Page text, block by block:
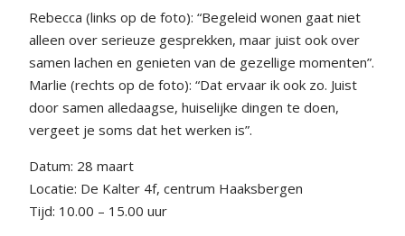
Rebecca (links op de foto): “Begeleid wonen gaat niet
alleen over serieuze gesprekken, maar juist ook over
samen lachen en genieten van de gezellige momenten”.
Marlie (rechts op de foto): “Dat ervaar ik ook zo. Juist
door samen alledaagse, huiselijke dingen te doen,
vergeet je soms dat het werken is”.
Datum: 28 maart
Locatie: De Kalter 4f, centrum Haaksbergen
Tijd: 10.00 – 15.00 uur